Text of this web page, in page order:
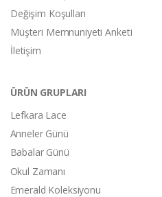
Değişim Koşulları
Müşteri Memnuniyeti Anketi
İletişim
ÜRÜN GRUPLARI
Lefkara Lace
Anneler Günü
Babalar Günü
Okul Zamanı
Emerald Koleksiyonu